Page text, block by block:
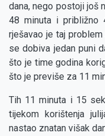
dana, nego postoji još
48 minuta i približno
rješavao je taj
se dobiva jedan puni
što je time godina
što je previše za 11
Tih 11 minuta i 15
tijekom korištenja
nastao znatan višak